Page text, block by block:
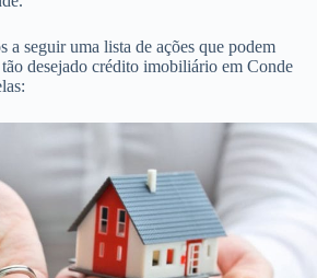
a seguir uma lista de ações que podem
desejado crédito imobiliário em Conde